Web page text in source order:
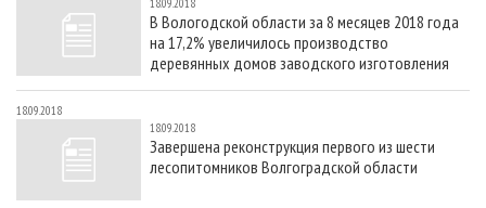
18.09.2018
В Вологодской области за 8 месяцев 2018 года
на 17,2% увеличилось производство
деревянных домов заводского изготовления
18.09.2018
18.09.2018
Завершена реконструкция первого из шести
лесопитомников Волгоградской области